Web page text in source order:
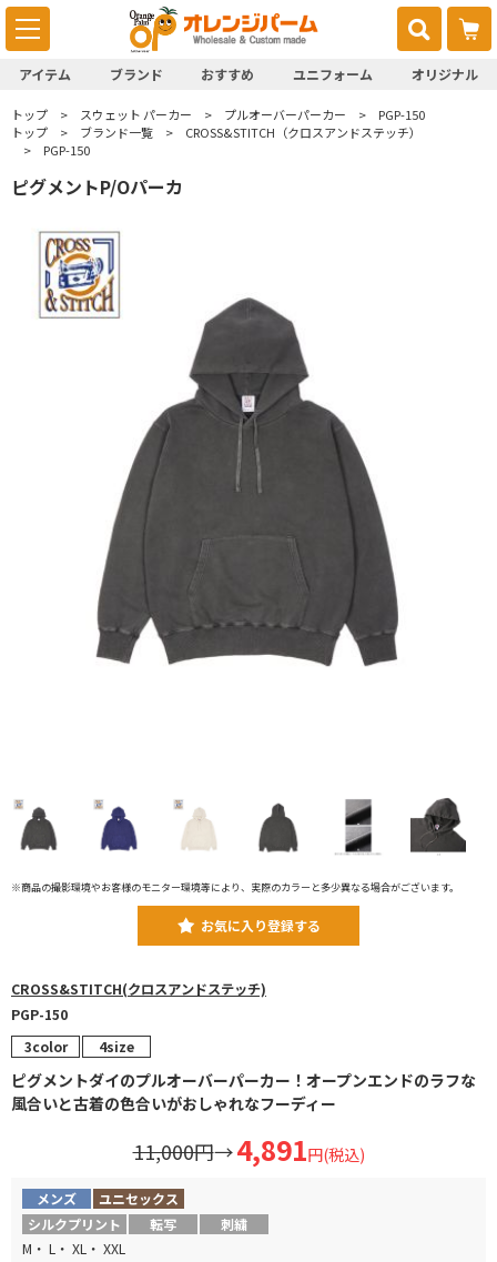
アイテム ブランド おすすめ ユニフォーム オリジナル
トップ スウェット パーカー プルオーバーパーカー
PGP-150
トップ
ブランド一覧
CROSS&STITCH（クロスアンドステッチ）
PGP-150
ピグメントP/Oパーカ
※商品の撮影環境やお客様のモニター環境等により、実際のカラーと多少異なる場合がございます。
お気に入り登録する
CROSS&STITCH(クロスアンドステッチ)
PGP-150
3color 4size
ピグメントダイのプルオーバーパーカー！オープンエンドのラフな
風合いと古着の色合いがおしゃれなフーディー
11,000円→4,891円(税込)
メンズ
ユニセックス
シルクプリント
転写 刺繍
M・ L・ XL・ XXL